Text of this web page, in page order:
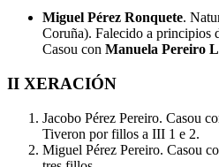
Miguel Pérez Ronquete.
Coruña). Falecido a principios
Casou con Manuela Pereiro
II XERACIÓN
Jacobo Pérez Pereiro. Casou
Tiveron por fillos a III 1 e 2.
Miguel Pérez Pereiro. Casou